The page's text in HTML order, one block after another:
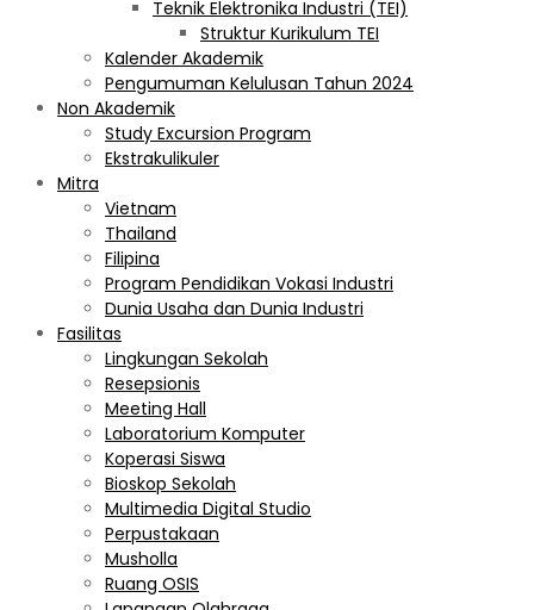
Teknik Elektronika Industri (TEI)
Struktur Kurikulum TEI
Kalender Akademik
Pengumuman Kelulusan Tahun 2024
Non Akademik
Study Excursion Program
Ekstrakulikuler
Mitra
Vietnam
Thailand
Filipina
Program Pendidikan Vokasi Industri
Dunia Usaha dan Dunia Industri
Fasilitas
Lingkungan Sekolah
Resepsionis
Meeting Hall
Laboratorium Komputer
Koperasi Siswa
Bioskop Sekolah
Multimedia Digital Studio
Perpustakaan
Musholla
Ruang OSIS